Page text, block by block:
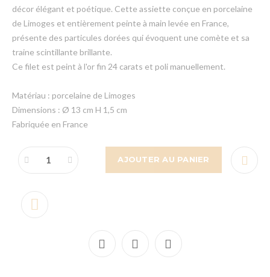
décor élégant et poétique. Cette assiette conçue en porcelaine
de Limoges et entièrement peinte à main levée en France,
présente des particules dorées qui évoquent une comète et sa
traine scintillante brillante.
Ce filet est peint à l'or fin 24 carats et poli manuellement.
Matériau : porcelaine de Limoges
Dimensions : Ø 13 cm H 1,5 cm
Fabriquée en France
AJOUTER AU PANIER